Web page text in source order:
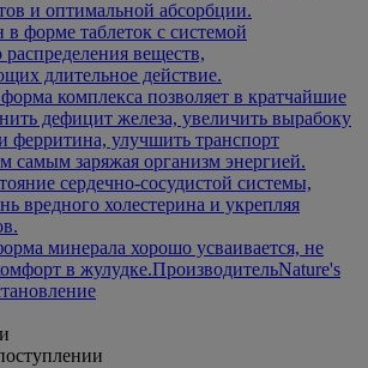
и оптимальной абсорбции.
в форме таблеток с системой
распределения веществ,
длительное действие.
комплекса позволяет в кратчайшие
дефицит железа, увеличить вырабоку
ферритина, улучшить транспорт
самым заряжая организм энергией.
сердечно-сосудистой системы,
вредного холестерина и укрепляя
минерала хорошо усваивается, не
в жулудке.ПроизводительNature's